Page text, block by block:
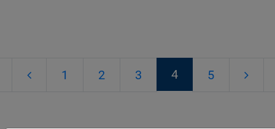
1 2 3 4 5